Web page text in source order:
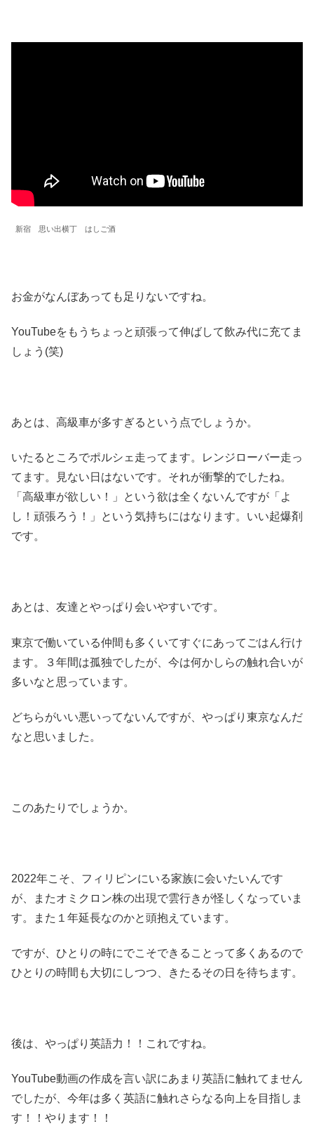
新宿 思い出横丁 はしご酒
お金がなんぼあっても足りないですね。
YouTubeをもうちょっと頑張って伸ばして飲み代に充てま
しょう(笑)
あとは、高級車が多すぎるという点でしょうか。
いたるところでポルシェ走ってます。レンジローバー走っ
てます。見ない日はないです。それが衝撃的でしたね。
「高級車が欲しい！」という欲は全くないんですが「よ
し！頑張ろう！」という気持ちにはなります。いい起爆剤
です。
あとは、友達とやっぱり会いやすいです。
東京で働いている仲間も多くいてすぐにあってごはん行け
ます。３年間は孤独でしたが、今は何かしらの触れ合いが
多いなと思っています。
どちらがいい悪いってないんですが、やっぱり東京なんだ
なと思いました。
このあたりでしょうか。
2022年こそ、フィリピンにいる家族に会いたいんです
が、またオミクロン株の出現で雲行きが怪しくなっていま
す。また１年延長なのかと頭抱えています。
ですが、ひとりの時にでこそできることって多くあるので
ひとりの時間も大切にしつつ、きたるその日を待ちます。
後は、やっぱり英語力！！これですね。
YouTube動画の作成を言い訳にあまり英語に触れてません
でしたが、今年は多く英語に触れさらなる向上を目指しま
す！！やります！！